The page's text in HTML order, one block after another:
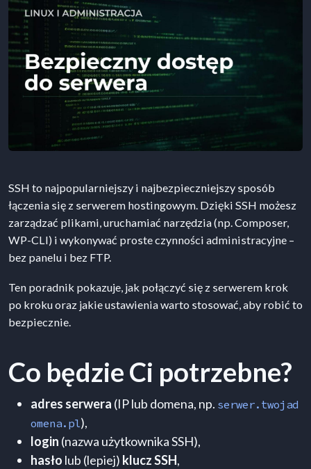
SSH to najpopularniejszy i najbezpieczniejszy sposób
łączenia się z serwerem hostingowym. Dzięki SSH możesz
zarządzać plikami, uruchamiać narzędzia (np. Composer,
WP-CLI) i wykonywać proste czynności administracyjne –
bez panelu i bez FTP.
Ten poradnik pokazuje, jak połączyć się z serwerem krok
po kroku oraz jakie ustawienia warto stosować, aby robić to
bezpiecznie.
Co będzie Ci potrzebne?
adres serwera (IP lub domena, np. serwer.twojad
omena.pl),
login (nazwa użytkownika SSH),
hasło lub (lepiej) klucz SSH,